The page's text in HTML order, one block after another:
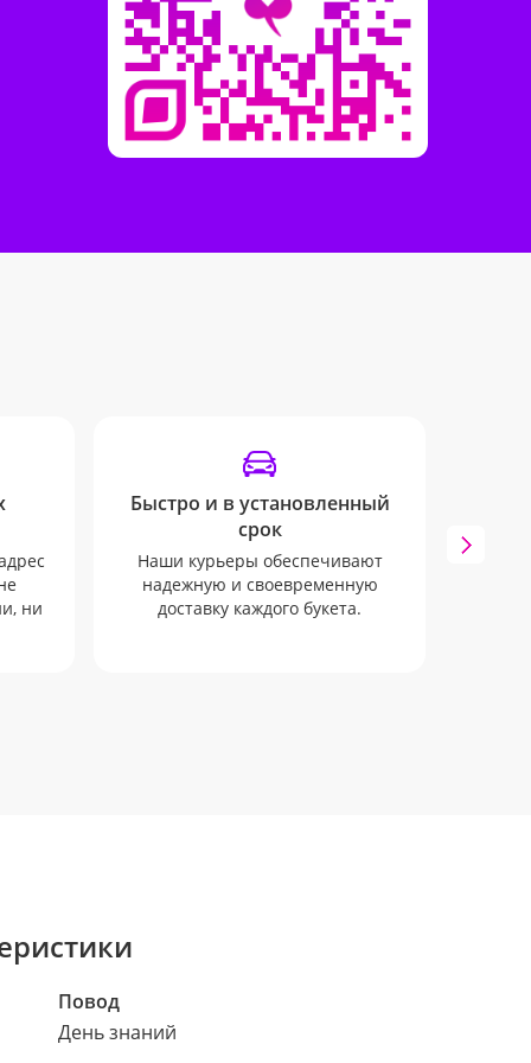
ни
Быстро и в установленный
срок
Наши курьеры обеспечивают
надежную и своевременную
доставку каждого букета.
Повод
День знаний